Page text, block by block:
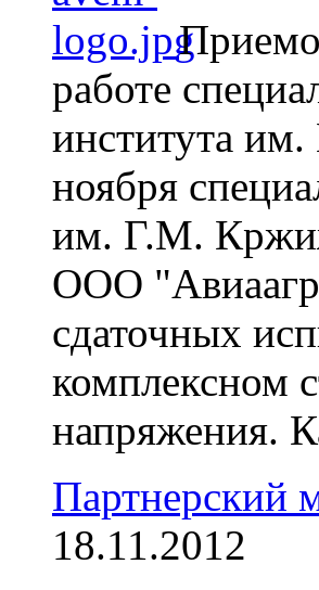
работе
института
ноября
им. Г.М.
ООО
сдаточных
комплексном
напряжения.
Партнерский
18.11.2012